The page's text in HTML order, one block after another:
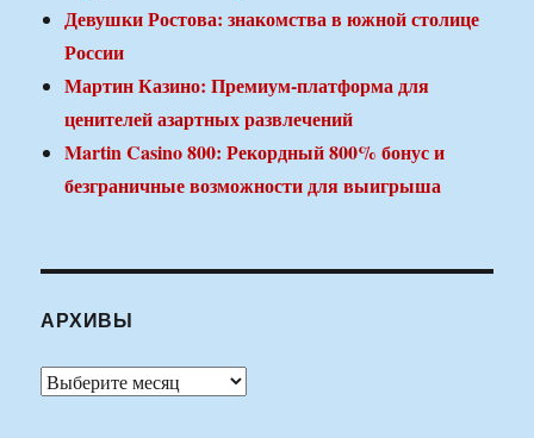
Девушки Ростова: знакомства в южной столице
России
Мартин Казино: Премиум-платформа для
ценителей азартных развлечений
Martin Casino 800: Рекордный 800% бонус и
безграничные возможности для выигрыша
АРХИВЫ
Архивы